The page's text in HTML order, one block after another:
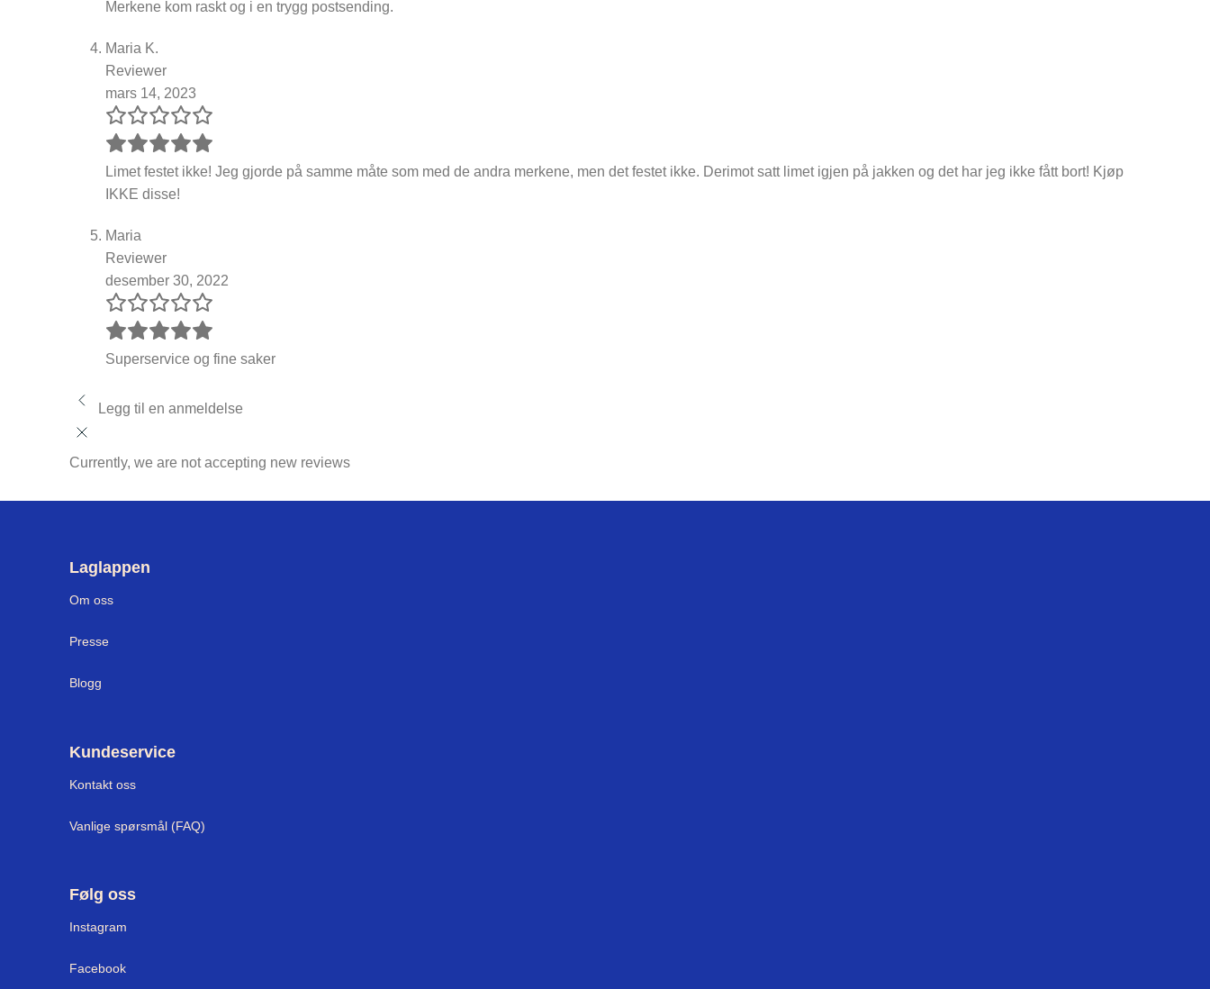
Merkene kom raskt og i en trygg postsending.
Maria K.
Reviewer
mars 14, 2023
Limet festet ikke! Jeg gjorde på samme måte som med de andra merkene, men det festet ikke. Derimot satt limet igjen på jakken og det har jeg ikke fått bort! Kjøp
IKKE disse!
Maria
Reviewer
desember 30, 2022
Superservice og fine saker
Legg til en anmeldelse
Currently, we are not accepting new reviews
Laglappen
Om oss
Presse
Blogg
Kundeservice
Kontakt oss
Vanlige spørsmål (FAQ)
Følg oss
Instagram
Facebook